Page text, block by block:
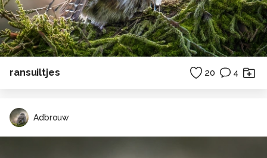
ransuiltjes 20 4
Adbrouw